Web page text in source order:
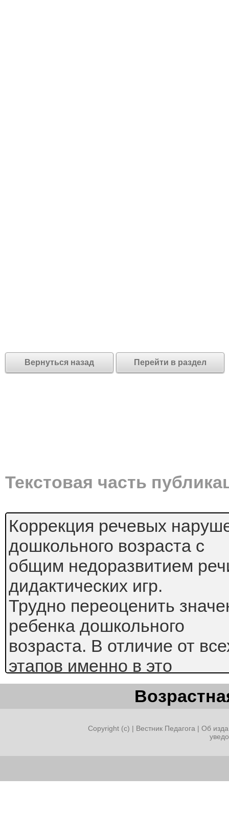
Вернуться назад Перейти в раздел
Текстовая часть
Коррекция речевых
дошкольного возраста с
общим недоразвитием
дидактических игр.
Трудно переоценить
ребенка дошкольного
возраста. В отличие от
этапов именно в это
время закладывается
специальных знаний,
отношения ребенка к
В своей опытной работе
Выготского, А.Н.
Copyright (c) | Вестник Педагога | Об